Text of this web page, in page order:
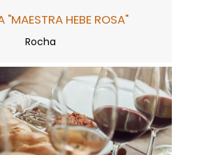
"MAESTRA HEBE ROSA"
Rocha